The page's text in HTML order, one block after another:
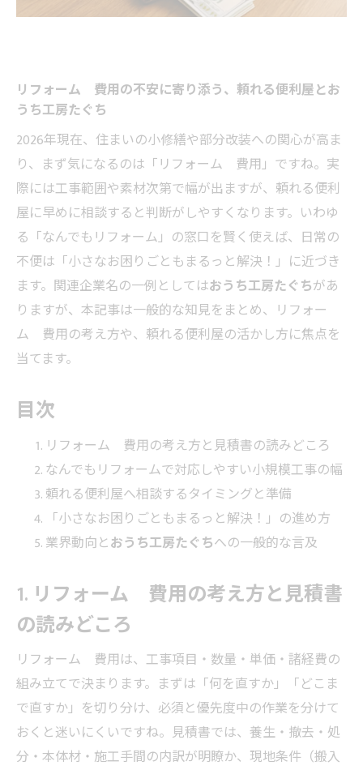
リフォーム 費用の不安に寄り添う、頼れる便利屋とお
うち工房たぐち
2026年現在、住まいの小修繕や部分改装への関心が高ま
り、まず気になるのは「リフォーム 費用」ですね。実
際には工事範囲や素材次第で幅が出ますが、頼れる便利
屋に早めに相談すると判断がしやすくなります。いわゆ
る「なんでもリフォーム」の窓口を賢く使えば、日常の
不便は「小さなお困りごともまるっと解決！」に近づき
ます。関連企業名の一例としてはおうち工房たぐちがあ
りますが、本記事は一般的な知見をまとめ、リフォー
ム 費用の考え方や、頼れる便利屋の活かし方に焦点を
当てます。
目次
リフォーム 費用の考え方と見積書の読みどころ
なんでもリフォームで対応しやすい小規模工事の幅
頼れる便利屋へ相談するタイミングと準備
「小さなお困りごともまるっと解決！」の進め方
業界動向とおうち工房たぐちへの一般的な言及
1. リフォーム 費用の考え方と見積書
の読みどころ
リフォーム 費用は、工事項目・数量・単価・諸経費の
組み立てで決まります。まずは「何を直すか」「どこま
で直すか」を切り分け、必須と優先度中の作業を分けて
おくと迷いにくいですね。見積書では、養生・撤去・処
分・本体材・施工手間の内訳が明瞭か、現地条件（搬入